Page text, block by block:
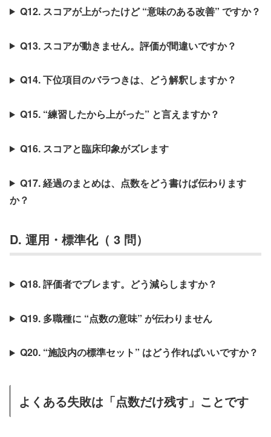
Q12. スコアが上がったけど “意味のある改善” ですか？
Q13. スコアが動きません。評価が間違いですか？
Q14. 下位項目のバラつきは、どう解釈しますか？
Q15. “練習したから上がった” と言えますか？
Q16. スコアと臨床印象がズレます
Q17. 経過のまとめは、点数をどう書けば伝わります
か？
D. 運用・標準化（ 3 問）
Q18. 評価者でブレます。どう減らしますか？
Q19. 多職種に “点数の意味” が伝わりません
Q20. “施設内の標準セット” はどう作ればいいですか？
よくある失敗は「点数だけ残す」ことです